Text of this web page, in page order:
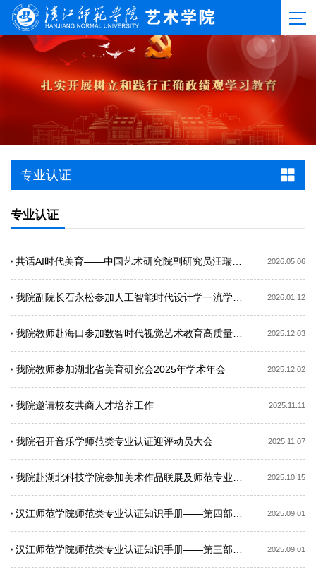
专业认证
专业认证
共话AI时代美育——中国艺术研究院副研究员汪瑞做客我院开展学术交流 2026.05.06
我院副院长石永松参加人工智能时代设计学一流学科建设研讨会 2026.01.12
我院教师赴海口参加数智时代视觉艺术教育高质量发展学术研讨会暨“携美同行”——全国师范类院校师生美... 2025.12.03
我院教师参加湖北省美育研究会2025年学术年会 2025.12.02
我院邀请校友共商人才培养工作 2025.11.11
我院召开音乐学师范类专业认证迎评动员大会 2025.11.07
我院赴湖北科技学院参加美术作品联展及师范专业认证交流 2025.10.15
汉江师范学院师范类专业认证知识手册——第四部分 日常礼仪 2025.09.01
汉江师范学院师范类专业认证知识手册——第三部分 师范类专业认证进校现场考查须知 2025.09.01